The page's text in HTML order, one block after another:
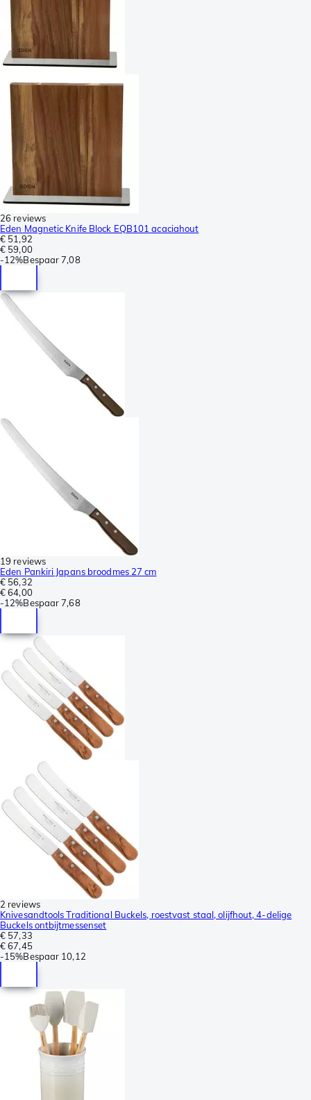
26 reviews
Eden Magnetic Knife Block EQB101 acaciahout
€ 51,92
€ 59,00
-12%Bespaar 7,08
19 reviews
Eden Pankiri Japans broodmes 27 cm
€ 56,32
€ 64,00
-12%Bespaar 7,68
2 reviews
Knivesandtools Traditional Buckels, roestvast staal, olijfhout, 4-delige
Buckels ontbijtmessenset
€ 57,33
€ 67,45
-15%Bespaar 10,12